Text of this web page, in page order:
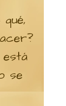
está
se